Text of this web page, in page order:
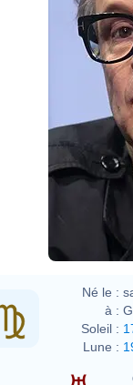
Né le :
à :
Soleil :
Lune :